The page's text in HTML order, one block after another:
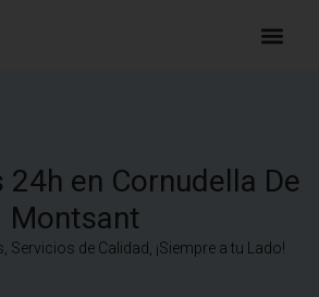
24h en Cornudella De
Montsant
Servicios de Calidad, ¡Siempre a tu Lado!